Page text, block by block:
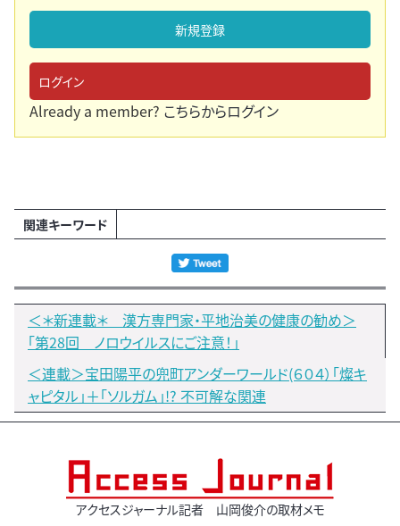
新規登録
ログイン
Already a member? こちらからログイン
関連キーワード
＜＊新連載＊ 漢方専門家・平地治美の健康の勧め＞
「第28回 ノロウイルスにご注意！」
＜連載＞宝田陽平の兜町アンダーワールド(６０４）「燦キ
ャピタル」＋「ソルガム」!? 不可解な関連
アクセスジャーナル記者 山岡俊介の取材メモ